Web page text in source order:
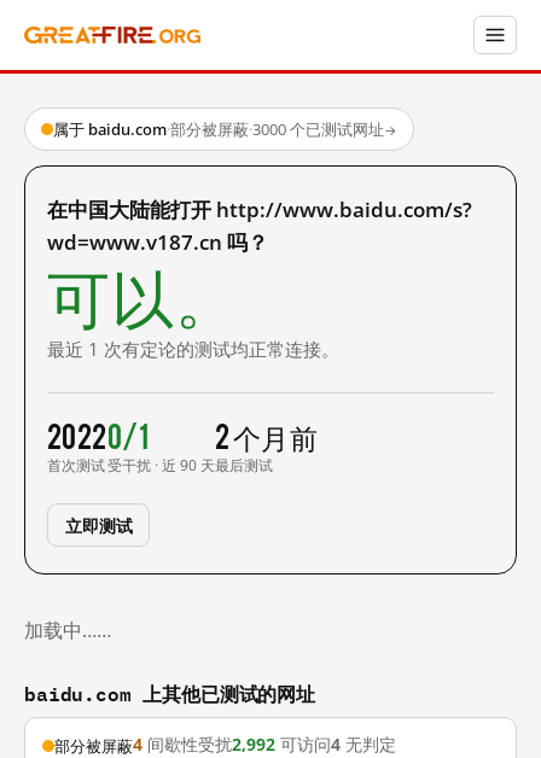
属于 baidu.com·部分被屏蔽·3000 个已测试网址→
在中国大陆能打开 http://www.baidu.com/s?
wd=www.v187.cn 吗？
可以。
最近 1 次有定论的测试均正常连接。
2022
首次测试
0/1
受干扰 · 近 90 天
2 个月前
最后测试
立即测试
加载中……
baidu.com 上其他已测试的网址
部分被屏蔽4 间歇性受扰2,992 可访问4 无判定